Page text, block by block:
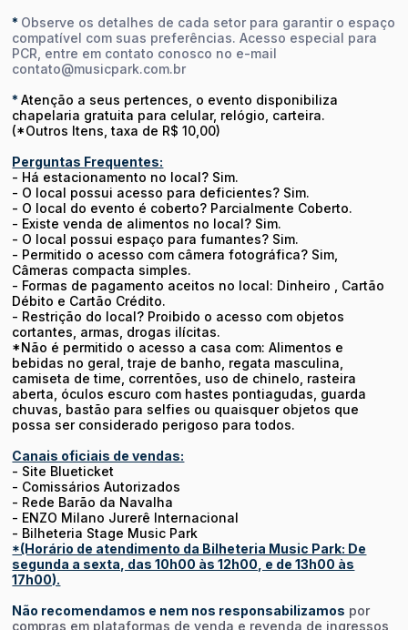
* Observe os detalhes de cada setor para garantir o espaço
compatível com suas preferências. Acesso especial para
PCR, entre em contato conosco no e-mail
contato@musicpark.com.br
*Atenção a seus pertences, o evento disponibiliza
chapelaria gratuita para celular, relógio, carteira.
(*Outros Itens, taxa de R$ 10,00)
Perguntas Frequentes:
- Há estacionamento no local? Sim.
- O local possui acesso para deficientes? Sim.
- O local do evento é coberto? Parcialmente Coberto.
- Existe venda de alimentos no local? Sim.
- O local possui espaço para fumantes? Sim.
- Permitido o acesso com câmera fotográfica? Sim,
Câmeras compacta simples.
- Formas de pagamento aceitos no local: Dinheiro , Cartão
Débito e Cartão Crédito.
- Restrição do local? Proibido o acesso com objetos
cortantes, armas, drogas ilícitas.
*Não é permitido o acesso a casa com: Alimentos e
bebidas no geral, traje de banho, regata masculina,
camiseta de time, correntões, uso de chinelo, rasteira
aberta, óculos escuro com hastes pontiagudas, guarda
chuvas, bastão para selfies ou quaisquer objetos que
possa ser considerado perigoso para todos.
Canais oficiais de vendas:
- Site Blueticket
- Comissários Autorizados
- Rede Barão da Navalha
- ENZO Milano Jurerê Internacional
- Bilheteria Stage Music Park
*(Horário de atendimento da Bilheteria Music Park: De
segunda a sexta, das 10h00 às 12h00, e de 13h00 às
17h00).
Não recomendamos e nem nos responsabilizamos por
compras em plataformas de venda e revenda de ingressos